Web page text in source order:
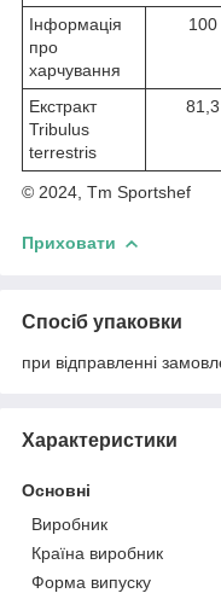
Інформація
про
харчування
100
Екстракт
Tribulus
terrestris
81,3
© 2024, Tm Sportshef
Приховати
Спосіб упаковки
при відправленні
Характеристики
Основні
Виробник
Країна виробник
Форма випуску